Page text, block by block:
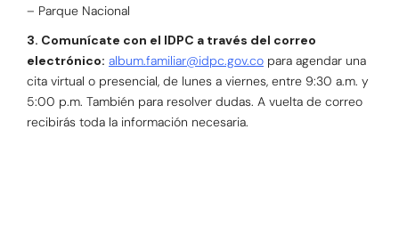
– Parque Nacional
3. Comunícate con el IDPC a través del correo
electrónico: album.familiar@idpc.gov.co para agendar una
cita virtual o presencial, de lunes a viernes, entre 9:30 a.m. y
5:00 p.m. También para resolver dudas. A vuelta de correo
recibirás toda la información necesaria.